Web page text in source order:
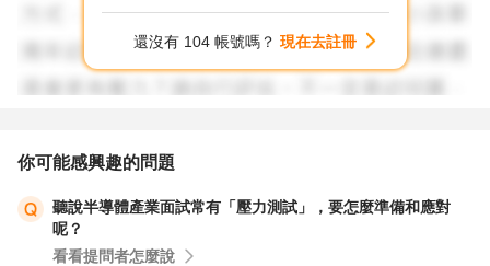
基本碩班課程，可能只有第一二天看得到老師在台上，講完
課綱和指定讀本，剩下的都是要你自己去唸去報告。而且，
不會像私校，還會給你畫範圍！他們頂大在大學時，可能就
你要自己看！
dead line到了，沒東西肯定不會過喔！這就是碩班！
還沒有 104 帳號嗎？ 現在去註冊
你可能感興趣的問題
聽說半導體產業面試常有「壓力測試」，要怎麼準備和應對
呢？
看看提問者怎麼說